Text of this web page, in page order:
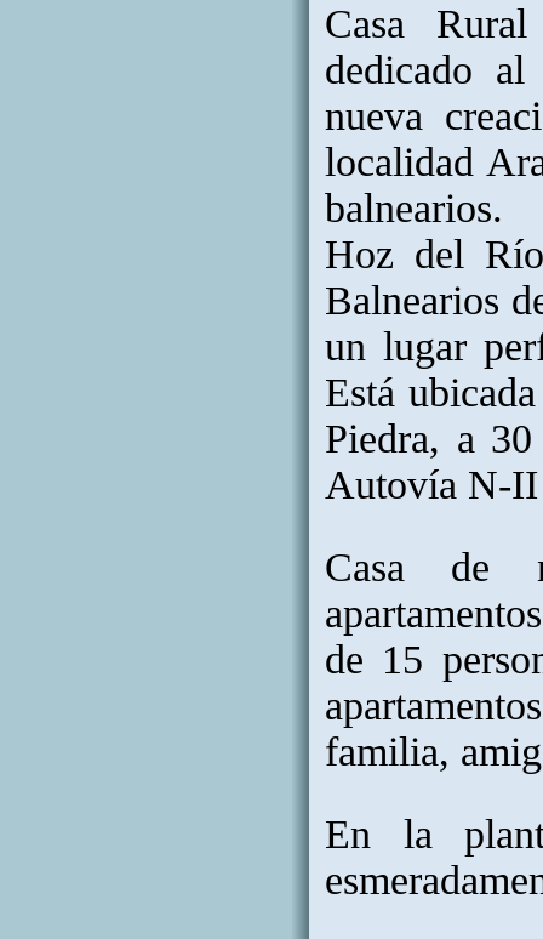
Casa
dedicado
nueva
localidad
balnearios.
Hoz del
Balnearios
un lugar
Está
Piedra, a
Autovía N-II
Casa de
de 15
familia,
En la